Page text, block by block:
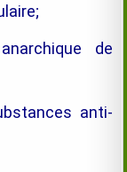
de
anti-